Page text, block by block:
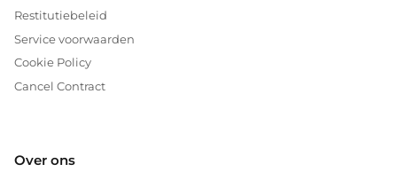
Restitutiebeleid
Service voorwaarden
Cookie Policy
Cancel Contract
Over ons